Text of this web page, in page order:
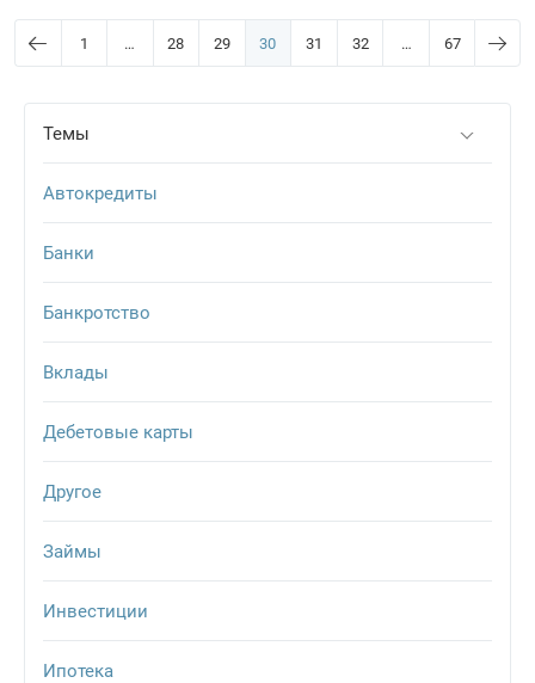
1 … 28 29 30 31 32 … 67
Темы
Автокредиты
Банки
Банкротство
Вклады
Дебетовые карты
Другое
Займы
Инвестиции
Ипотека